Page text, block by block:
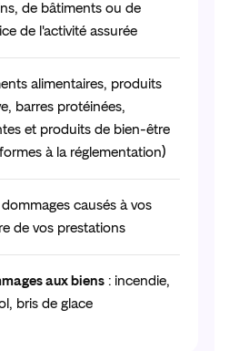
de bâtiments ou de
de l'activité assurée
alimentaires, produits
barres protéinées,
et produits de bien-être
à la réglementation)
dommages causés à vos
de vos prestations
aux biens : incendie,
bris de glace